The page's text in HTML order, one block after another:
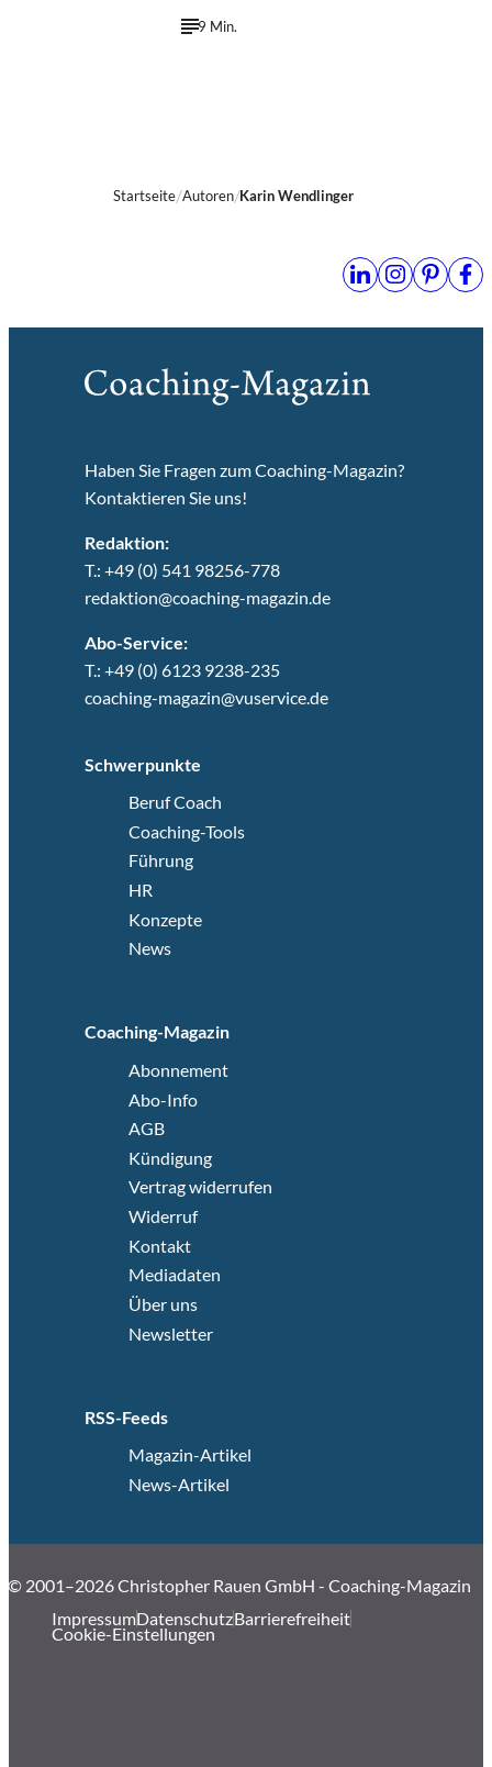
9 Min.
Startseite Autoren Karin Wendlinger
Haben Sie Fragen zum Coaching-Magazin?
Kontaktieren Sie uns!
Redaktion:
T.: +49 (0) 541 98256-778
redaktion@coaching-magazin.de
Abo-Service:
T.: +49 (0) 6123 9238-235
coaching-magazin@vuservice.de
Schwerpunkte
Beruf Coach
Coaching-Tools
Führung
HR
Konzepte
News
Coaching-Magazin
Abonnement
Abo-Info
AGB
Kündigung
Vertrag widerrufen
Widerruf
Kontakt
Mediadaten
Über uns
Newsletter
RSS-Feeds
Magazin-Artikel
News-Artikel
© 2001–2026 Christopher Rauen GmbH - Coaching-Magazin
ImpressumDatenschutzBarrierefreiheit
Cookie-Einstellungen